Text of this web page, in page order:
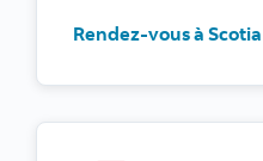
Rendez-vous à